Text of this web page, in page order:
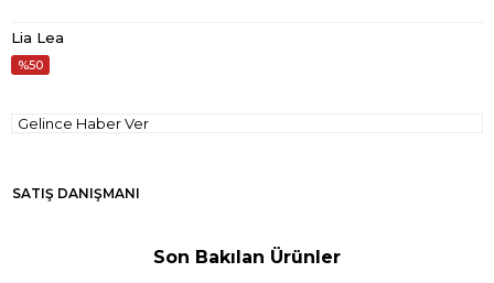
Lia Lea
50
Gelince Haber Ver
SATIŞ DANIŞMANI
Son Bakılan Ürünler